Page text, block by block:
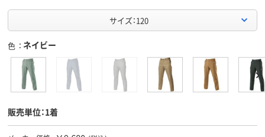
サイズ：120
色 ネイビー
販売単位：1着